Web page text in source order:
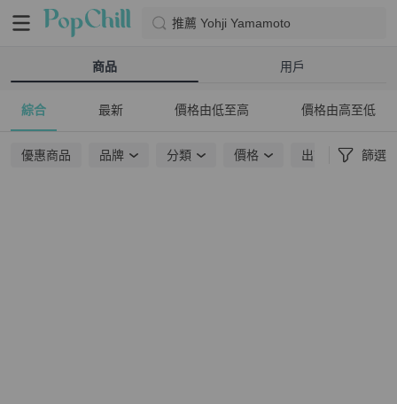
推薦 Yohji Yamamoto
商品 用戶
綜合 最新 價格由低至高 價格由高至低
優惠商品 品牌 分類 價格 出貨地點 篩選